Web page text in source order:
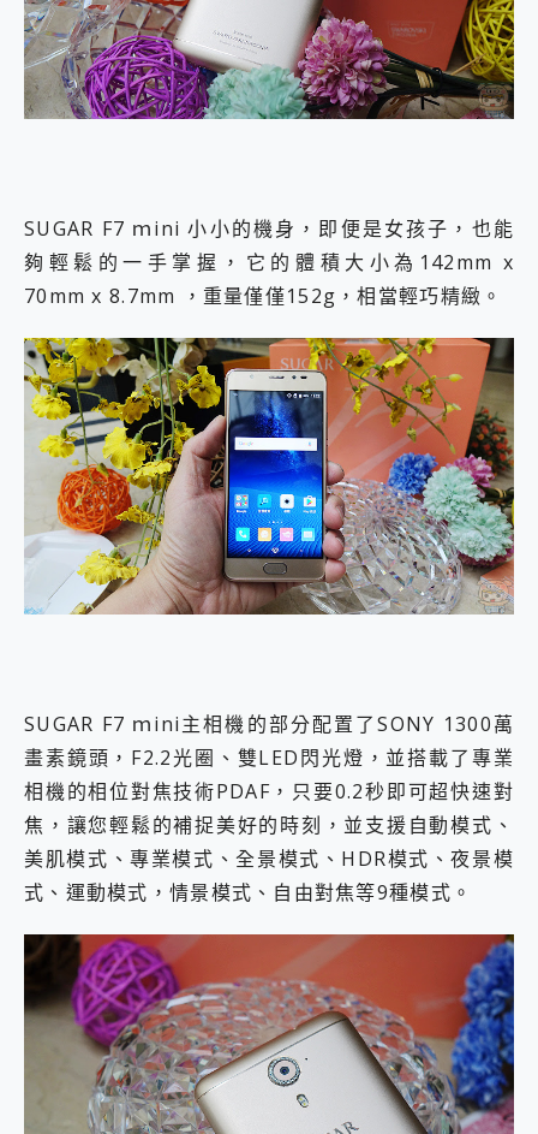
SUGAR F7 ｍini 小小的機身，即便是女孩子，也能
夠輕鬆的一手掌握，它的體積大小為142mm x
70mm x 8.7mm ，重量僅僅152g，相當輕巧精緻。
SUGAR F7 ｍini主相機的部分配置了SONY 1300萬
畫素鏡頭，F2.2光圈、雙LED閃光燈，並搭載了專業
相機的相位對焦技術PDAF，只要0.2秒即可超快速對
焦，讓您輕鬆的補捉美好的時刻，並支援自動模式、
美肌模式、專業模式、全景模式、HDR模式、夜景模
式、運動模式，情景模式、自由對焦等9種模式。